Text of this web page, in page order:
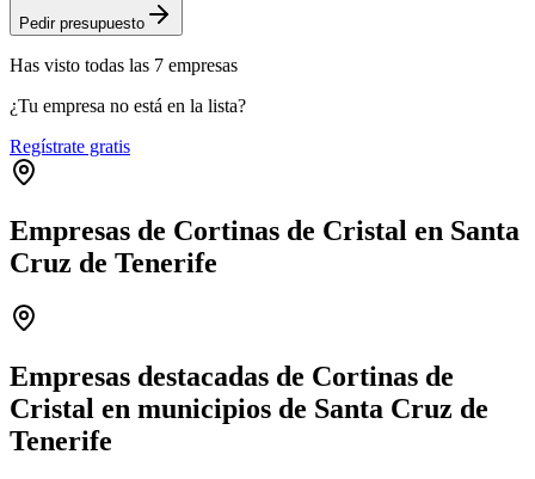
Pedir presupuesto
Has visto todas las 7 empresas
¿Tu empresa no está en la lista?
Regístrate gratis
Empresas de Cortinas de Cristal en Santa
Cruz de Tenerife
−
Empresas destacadas de Cortinas de
Cristal en municipios de Santa Cruz de
Tenerife